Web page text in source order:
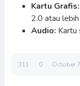
Kartu Grafis:
2.0 atau
Audio: Kartu
311 0 October